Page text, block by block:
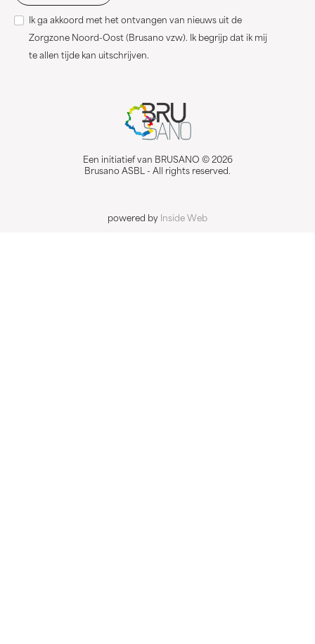
Ik ga akkoord met het ontvangen van nieuws uit de
Zorgzone Noord-Oost (Brusano vzw). Ik begrijp dat ik mij
te allen tijde kan uitschrijven.
Een initiatief van BRUSANO © 2026
Brusano ASBL - All rights reserved.
powered by Inside Web